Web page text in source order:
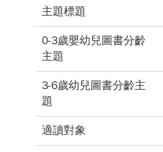
主題標題
0-3歲嬰幼兒圖書分齡
主題
3-6歲幼兒圖書分齡主
題
適讀對象